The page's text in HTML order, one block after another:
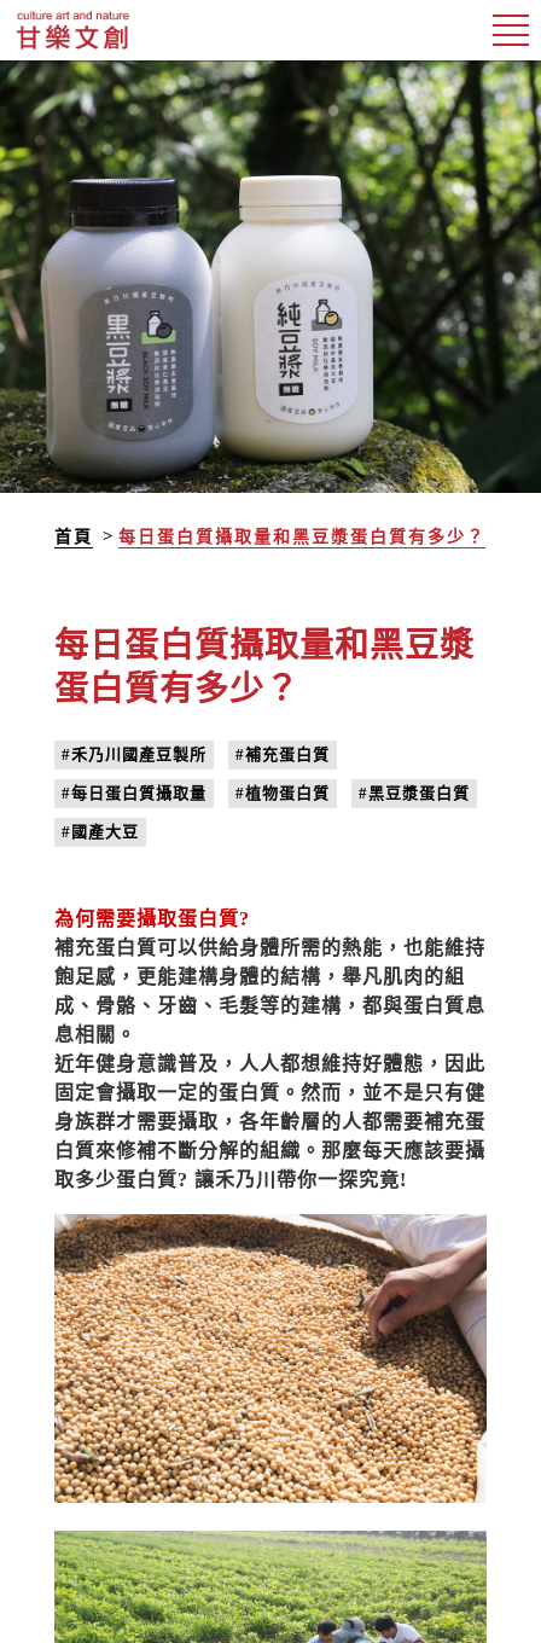
首頁 每日蛋白質攝取量和黑豆漿蛋白質有多少？
每日蛋白質攝取量和黑豆漿
蛋白質有多少？
#禾乃川國產豆製所 #補充蛋白質
#每日蛋白質攝取量 #植物蛋白質 #黑豆漿蛋白質
#國產大豆
為何需要攝取蛋白質?
補充蛋白質可以供給身體所需的熱能，也能維持
飽足感，更能建構身體的結構，舉凡肌肉的組
成、骨骼、牙齒、毛髮等的建構，都與蛋白質息
息相關。
近年健身意識普及，人人都想維持好體態，因此
固定會攝取一定的蛋白質。然而，並不是只有健
身族群才需要攝取，各年齡層的人都需要補充蛋
白質來修補不斷分解的組織。那麼每天應該要攝
取多少蛋白質? 讓禾乃川帶你一探究竟!